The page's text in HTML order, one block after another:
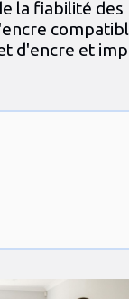
la fiabilité des
d'encre et